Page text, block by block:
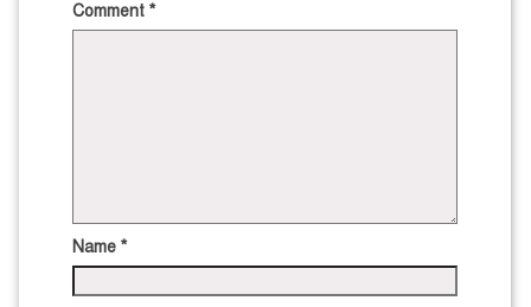
Comment *
Name *